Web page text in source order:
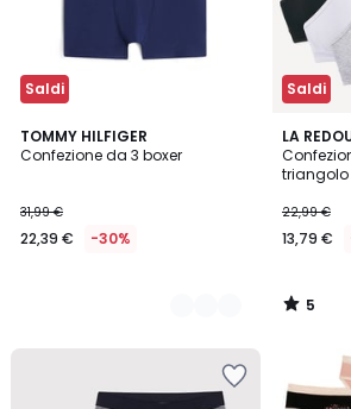
Saldi
TOMMY HILFIGER
Confezione da 3 boxer
31,99 €
22,39 € -30%
3
Colori
Saldi
LA
22,99 €
13,79 €
5
/
5
5
/